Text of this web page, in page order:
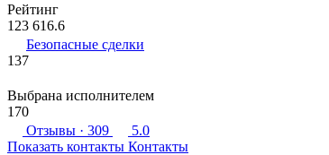
Рейтинг
123 616.6
Безопасные сделки
137
Выбрана исполнителем
170
Отзывы · 309
5.0
Показать контакты Контакты